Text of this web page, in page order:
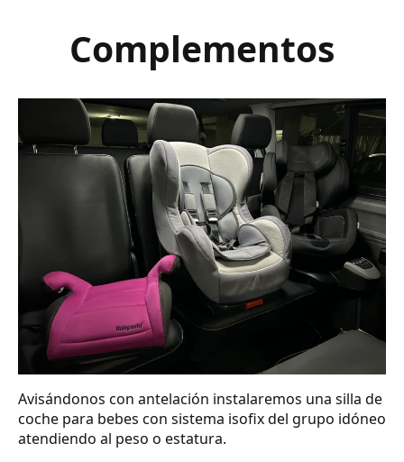
Complementos
Avisándonos con antelación instalaremos una silla de
coche para bebes con sistema isofix del grupo idóneo
atendiendo al peso o estatura.